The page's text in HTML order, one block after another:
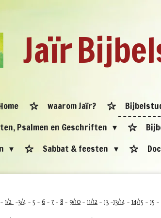
Jaïr
waarom Jaïr?
Psalmen en Geschriften
Sabbat & feesten
- 1/2 -3/4 - 5 - 6 - 7 - 8 - 9/10 - 11/12 - 13 -13/14 - 14/15 - 15 -